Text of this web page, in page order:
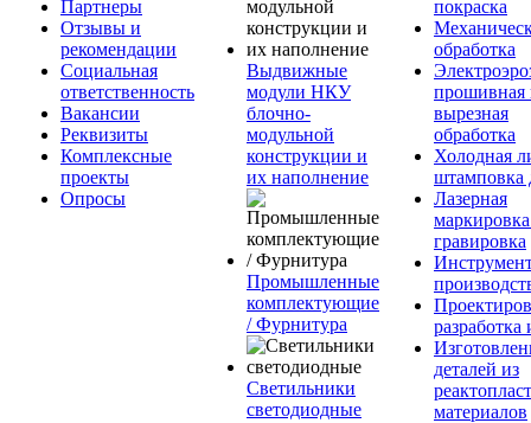
Партнеры
Отзывы и
рекомендации
Социальная
ответственность
Вакансии
Реквизиты
Комплексные
проекты
Опросы
Выдвижные
модули НКУ
блочно-
модульной
конструкции и
их наполнение
Промышленные
комплектующие
/ Фурнитура
Светильники
светодиодные
покраска
обработка
прошивная
вырезная
обработка
Холодная
штамповка
Лазерная
гравировка
разработка
деталей из
материалов